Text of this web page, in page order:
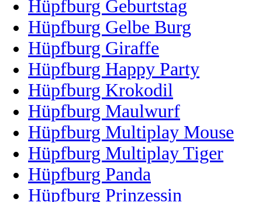
Hüpfburg Geburtstag
Hüpfburg Gelbe Burg
Hüpfburg Giraffe
Hüpfburg Happy Party
Hüpfburg Krokodil
Hüpfburg Maulwurf
Hüpfburg Multiplay Mouse
Hüpfburg Multiplay Tiger
Hüpfburg Panda
Hüpfburg Prinzessin